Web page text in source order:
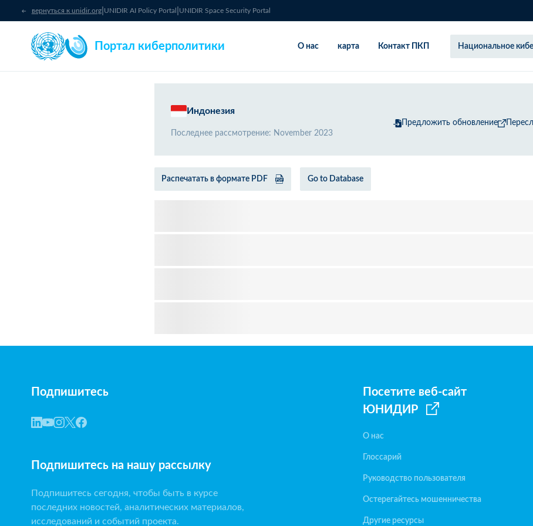
вернуться к unidir.org| UNIDIR AI Policy Portal UNIDIR Space Security Portal
Портал киберполитики О нас карта Контакт ПКП Национальное
Индонезия
Последнее рассмотрение: November 2023
Предложить обновление
Распечатать в формате PDF Go to Database
Подпишитесь
Подпишитесь на нашу рассылку
Подпишитесь сегодня, чтобы быть в курсе
последних новостей, аналитических материалов,
исследований и событий проекта.
Посетите веб-сайт
ЮНИДИР
О нас
Глоссарий
Руководство пользователя
Остерегайтесь мошенничества
Другие ресурсы